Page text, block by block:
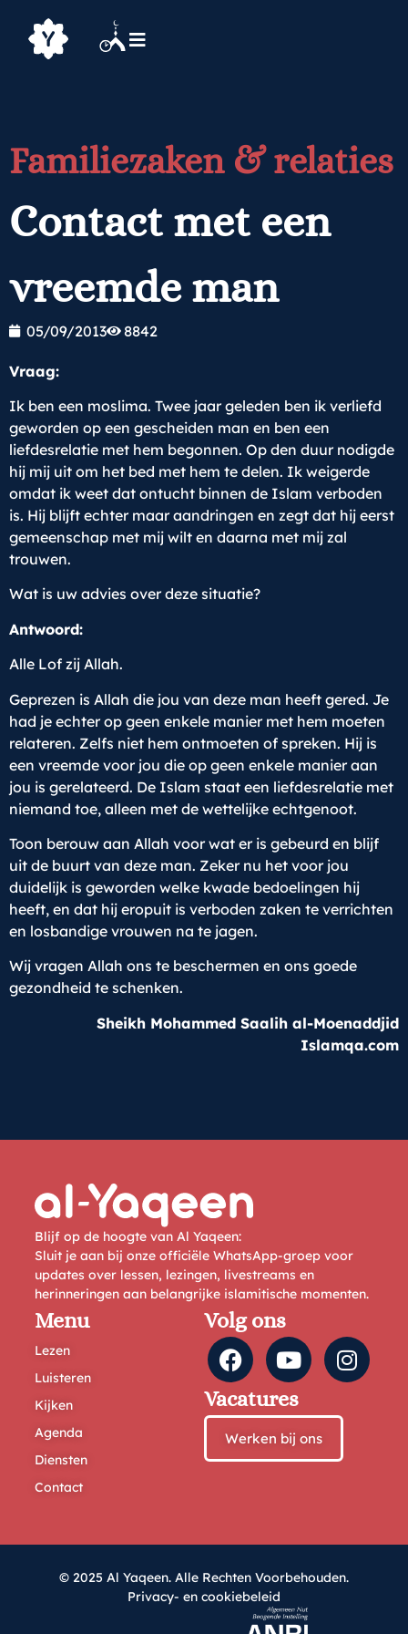
Familiezaken & relaties
Contact met een
vreemde man
05/09/2013 8842
Vraag:
Ik ben een moslima. Twee jaar geleden ben ik verliefd
geworden op een gescheiden man en ben een
liefdesrelatie met hem begonnen. Op den duur nodigde
hij mij uit om het bed met hem te delen. Ik weigerde
omdat ik weet dat ontucht binnen de Islam verboden
is. Hij blijft echter maar aandringen en zegt dat hij eerst
gemeenschap met mij wilt en daarna met mij zal
trouwen.
Wat is uw advies over deze situatie?
Antwoord:
Alle Lof zij Allah.
Geprezen is Allah die jou van deze man heeft gered. Je
had je echter op geen enkele manier met hem moeten
relateren. Zelfs niet hem ontmoeten of spreken. Hij is
een vreemde voor jou die op geen enkele manier aan
jou is gerelateerd. De Islam staat een liefdesrelatie met
niemand toe, alleen met de wettelijke echtgenoot.
Toon berouw aan Allah voor wat er is gebeurd en blijf
uit de buurt van deze man. Zeker nu het voor jou
duidelijk is geworden welke kwade bedoelingen hij
heeft, en dat hij eropuit is verboden zaken te verrichten
en losbandige vrouwen na te jagen.
Wij vragen Allah ons te beschermen en ons goede
gezondheid te schenken.
Sheikh Mohammed Saalih al-Moenaddjid
Islamqa.com
Blijf op de hoogte van Al Yaqeen:
Sluit je aan bij onze officiële WhatsApp-groep voor
updates over lessen, lezingen, livestreams en
herinneringen aan belangrijke islamitische momenten.
Menu
Lezen
Luisteren
Kijken
Agenda
Diensten
Contact
Volg ons
Vacatures
Werken bij ons
© 2025 Al Yaqeen. Alle Rechten Voorbehouden.
Privacy- en cookiebeleid